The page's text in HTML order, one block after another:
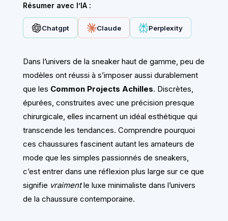
Résumer avec l’IA :
Chatgpt Claude Perplexity
Dans l’univers de la sneaker haut de gamme, peu de
modèles ont réussi à s’imposer aussi durablement
que les Common Projects Achilles. Discrètes,
épurées, construites avec une précision presque
chirurgicale, elles incarnent un idéal esthétique qui
transcende les tendances. Comprendre pourquoi
ces chaussures fascinent autant les amateurs de
mode que les simples passionnés de sneakers,
c’est entrer dans une réflexion plus large sur ce que
signifie vraimentle luxe minimaliste dans l’univers
de la chaussure contemporaine.